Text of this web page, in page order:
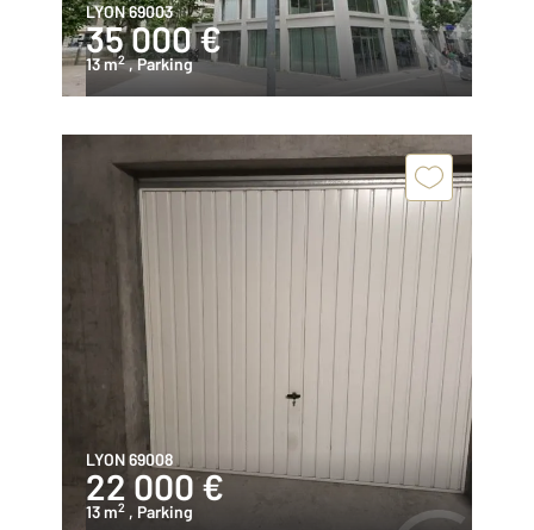
LYON 69003
35 000 €
13 m2 , Parking
LYON 69008
22 000 €
13 m2 , Parking